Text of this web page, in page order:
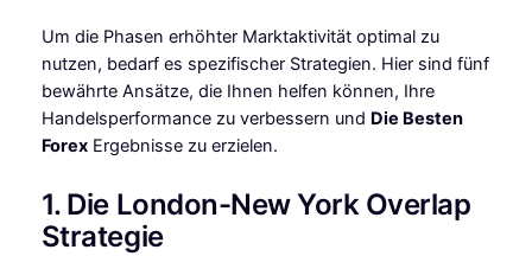
Um die Phasen erhöhter Marktaktivität optimal zu
nutzen, bedarf es spezifischer Strategien. Hier sind fünf
bewährte Ansätze, die Ihnen helfen können, Ihre
Handelsperformance zu verbessern und Die Besten
ForexErgebnisse zu erzielen.
1. Die London-New York Overlap
Strategie